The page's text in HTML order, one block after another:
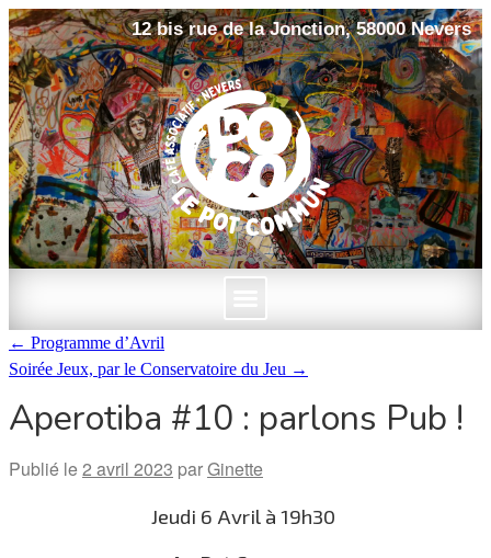
12 bis rue de la Jonction, 58000 Nevers
← Programme d’Avril
Soirée Jeux, par le Conservatoire du Jeu →
Aperotiba #10 : parlons Pub !
Publié le2 avril 2023 parGinette
Jeudi 6 Avril à 19h30